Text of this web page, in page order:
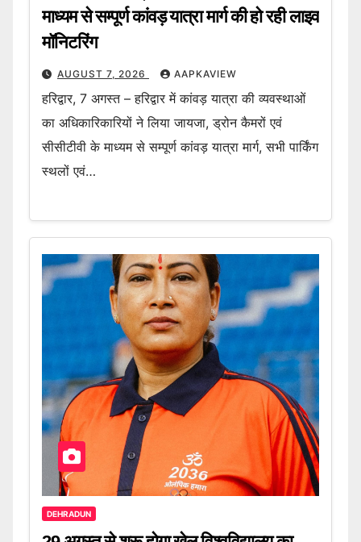
माध्यम से सम्पूर्ण कांवड़ यात्रा मार्ग की हो रही लाइव
मॉनिटरिंग
AUGUST 7, 2026 AAPKAVIEW
हरिद्वार, 7 अगस्त – हरिद्वार में कांवड़ यात्रा की व्यवस्थाओं
का अधिकारिकारियों ने लिया जायजा, ड्रोन कैमरों एवं
सीसीटीवी के माध्यम से सम्पूर्ण कांवड़ यात्रा मार्ग, सभी पार्किंग
स्थलों एवं…
DEHRADUN